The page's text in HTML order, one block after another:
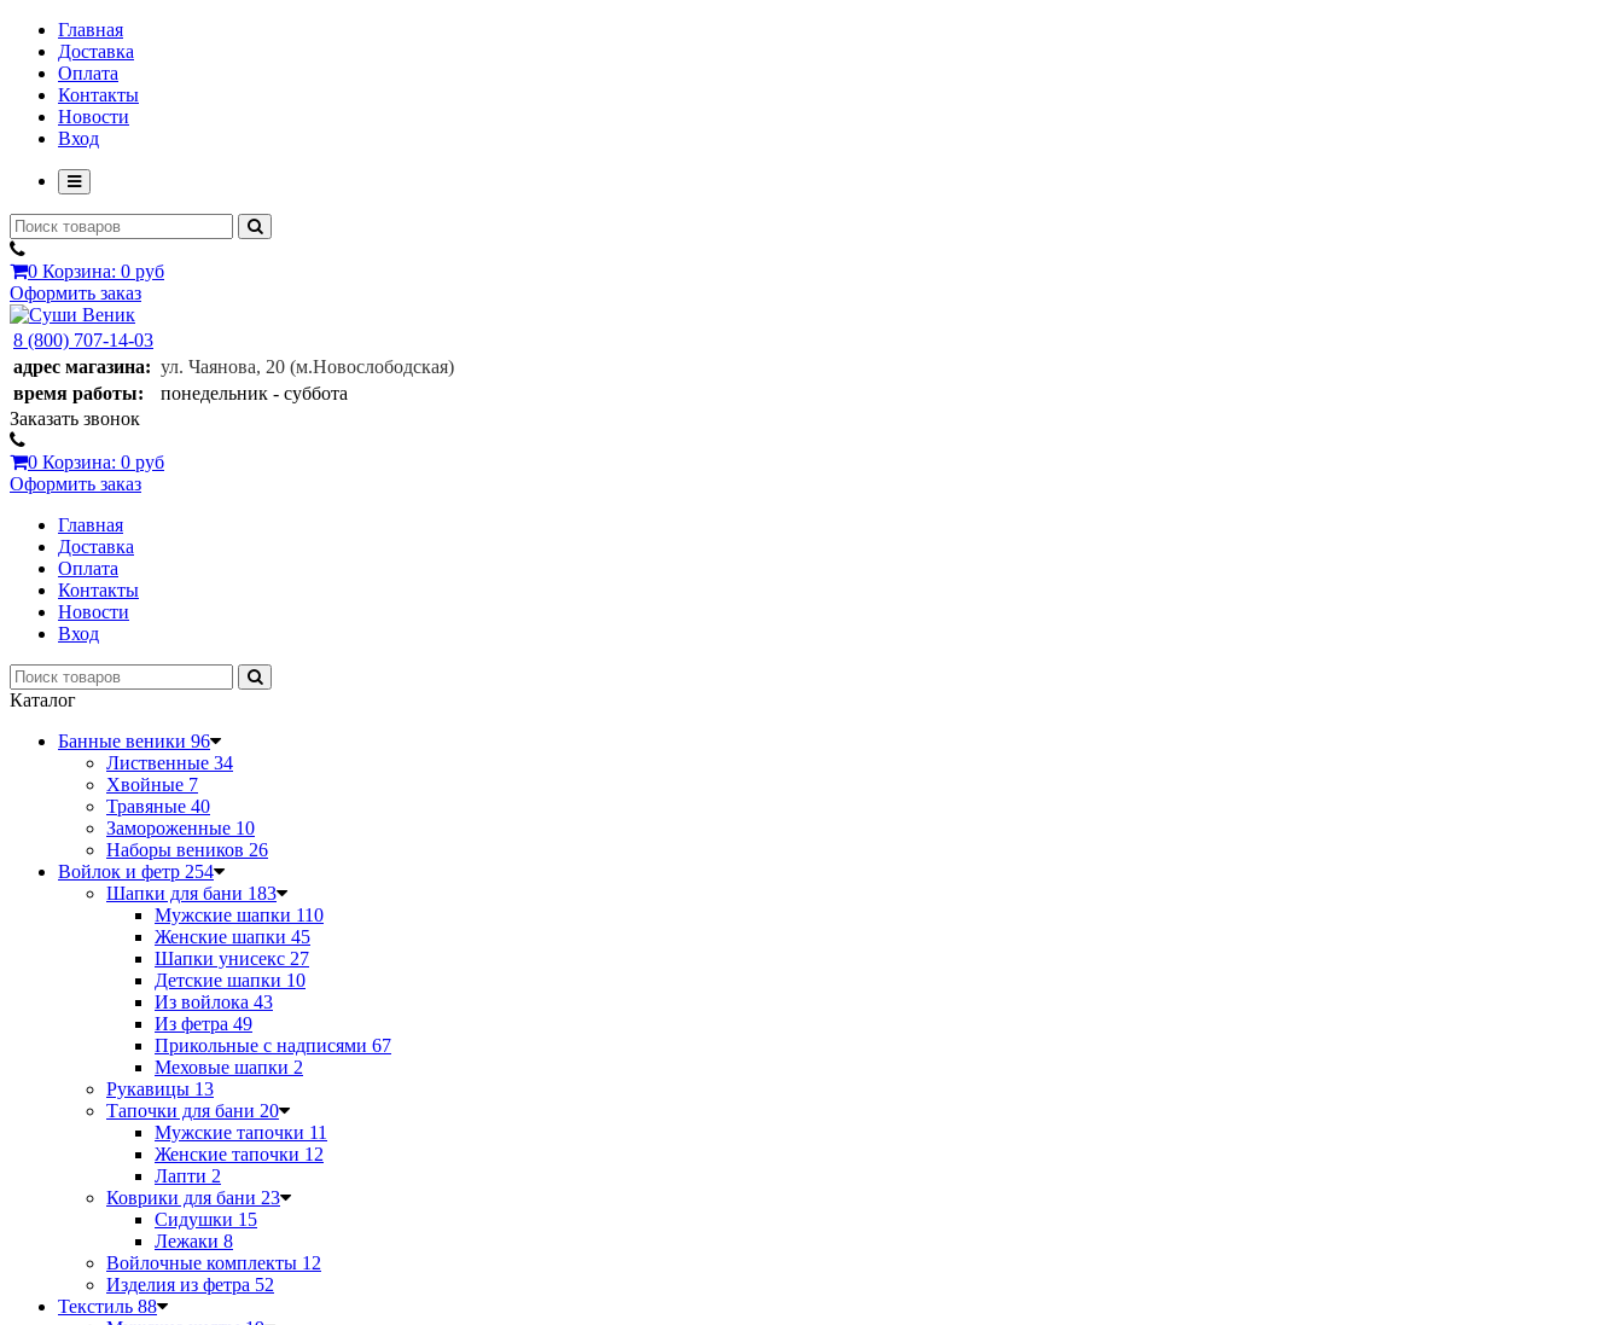
Главная
Доставка
Оплата
Контакты
Новости
Вход
0 Корзина: 0 руб
Оформить заказ
8 (800) 707-14-03
адрес магазина: ул. Чаянова, 20 (м.Новослободская)
время работы:
понедельник - суббота
Заказать звонок
0 Корзина: 0 руб
Оформить заказ
Главная
Доставка
Оплата
Контакты
Новости
Вход
Каталог
Банные веники 96
Лиственные 34
Хвойные 7
Травяные 40
Замороженные 10
Наборы веников 26
Войлок и фетр 254
Шапки для бани 183
Мужские шапки 110
Женские шапки 45
Шапки унисекс 27
Детские шапки 10
Из войлока 43
Из фетра 49
Прикольные с надписями 67
Меховые шапки 2
Рукавицы 13
Тапочки для бани 20
Мужские тапочки 11
Женские тапочки 12
Лапти 2
Коврики для бани 23
Сидушки 15
Лежаки 8
Войлочные комплекты 12
Изделия из фетра 52
Текстиль 88